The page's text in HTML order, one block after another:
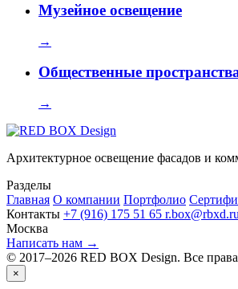
Музейное освещение
→
Общественные
→
Архитектурное освещение фасадов и
Разделы
Главная О компании Портфолио
Контакты +7 (916) 175 51 65 r.box@rbxd.ru
Москва
Написать нам →
© 2017–2026 RED BOX Design. Все
×